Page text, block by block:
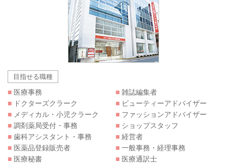
目指せる職種
■ 医療事務
■ ドクターズクラーク
■ メディカル・小児クラーク
■ 調剤薬局受付・事務
■ 歯科アシスタント・事務
■ 医薬品登録販売者
■ 医療秘書
■ 雑誌編集者
■ ビューティーアドバイザー
■ ファッションアドバイザー
■ ショップスタッフ
■ 経営者
■ 一般事務・経理事務
■ 医療通訳士